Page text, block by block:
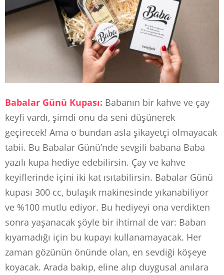
Babalar Günü Kupası: Babanın bir kahve ve çay
keyfi vardı, şimdi onu da seni düşünerek
geçirecek! Ama o bundan asla şikayetçi olmayacak
tabii. Bu Babalar Günü’nde sevgili babana Baba
yazılı kupa hediye edebilirsin. Çay ve kahve
keyiflerinde içini iki kat ısıtabilirsin. Babalar Günü
kupası 300 cc, bulaşık makinesinde yıkanabiliyor
ve %100 mutlu ediyor. Bu hediyeyi ona verdikten
sonra yaşanacak şöyle bir ihtimal de var: Baban
kıyamadığı için bu kupayı kullanamayacak. Her
zaman gözünün önünde olan, en sevdiği köşeye
koyacak. Arada bakıp, eline alıp duygusal anılara